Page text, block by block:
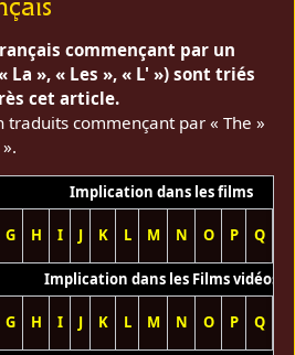
commençant par un
», « Les », « L' ») sont triés
cet article.
commençant par « The »
Implication dans les films
G H I J K L M N O P Q
Implication dans les Films vidéos
G H I J K L M N O P Q